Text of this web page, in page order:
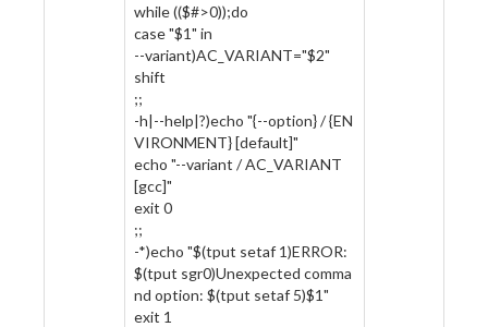
while (($#>0));do
case "$1" in
--variant)AC_VARIANT="$2"
shift
;;
-h|--help|?)echo "{--option} / {EN
VIRONMENT} [default]"
echo "--variant / AC_VARIANT
[gcc]"
exit 0
;;
-*)echo "$(tput setaf 1)ERROR:
$(tput sgr0)Unexpected comma
nd option: $(tput setaf 5)$1"
exit 1